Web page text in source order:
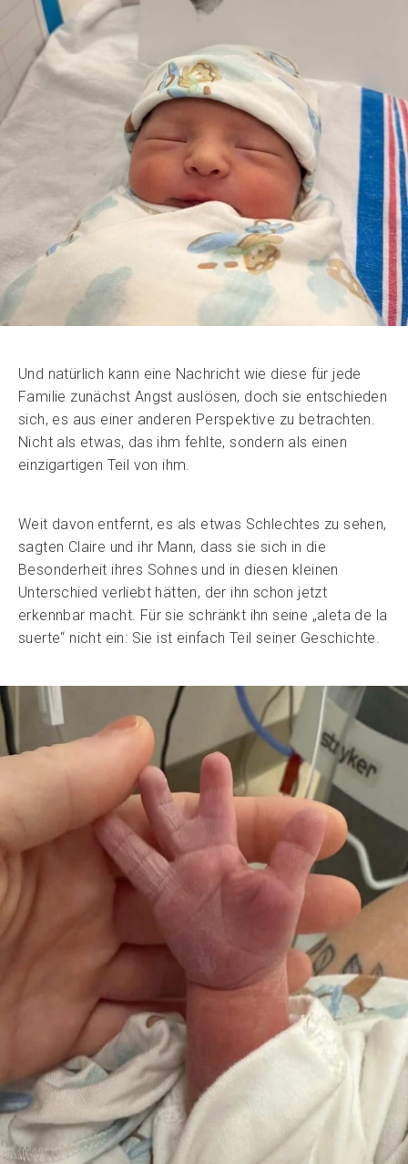
Und natürlich kann eine Nachricht wie diese für jede
Familie zunächst Angst auslösen, doch sie entschieden
sich, es aus einer anderen Perspektive zu betrachten.
Nicht als etwas, das ihm fehlte, sondern als einen
einzigartigen Teil von ihm.
Weit davon entfernt, es als etwas Schlechtes zu sehen,
sagten Claire und ihr Mann, dass sie sich in die
Besonderheit ihres Sohnes und in diesen kleinen
Unterschied verliebt hätten, der ihn schon jetzt
erkennbar macht. Für sie schränkt ihn seine „aleta de la
suerte“ nicht ein: Sie ist einfach Teil seiner Geschichte.